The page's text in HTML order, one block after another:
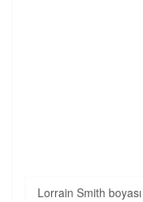
Lorrain Smith boyası